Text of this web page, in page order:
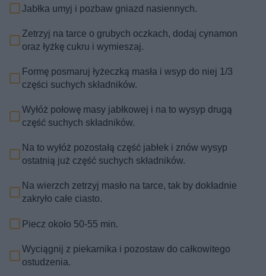
Jabłka umyj i pozbaw gniazd nasiennych.
Zetrzyj na tarce o grubych oczkach, dodaj cynamon
oraz łyżkę cukru i wymieszaj.
Formę posmaruj łyżeczką masła i wsyp do niej 1/3
części suchych składników.
Wyłóż połowę masy jabłkowej i na to wysyp drugą
część suchych składników.
Na to wyłóż pozostałą część jabłek i znów wysyp
ostatnią już część suchych składników.
Na wierzch zetrzyj masło na tarce, tak by dokładnie
zakryło całe ciasto.
Piecz około 50-55 min.
Wyciągnij z piekarnika i pozostaw do całkowitego
ostudzenia.